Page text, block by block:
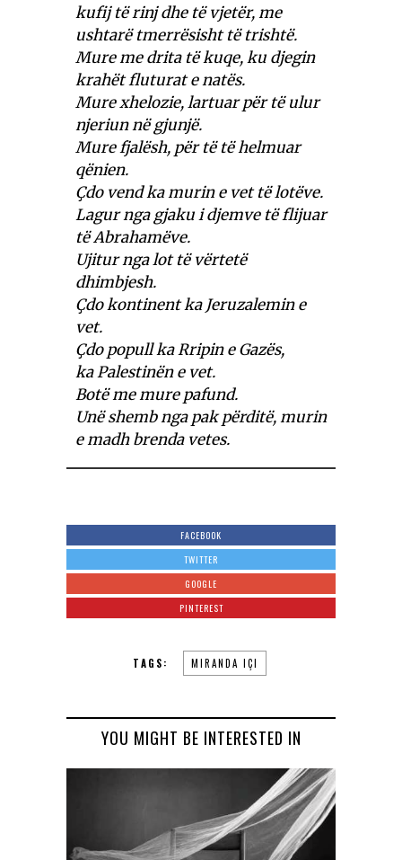
kufij të rinj dhe të vjetër, me
ushtarë tmerrësisht të trishtë.
Mure me drita të kuqe, ku djegin
krahët fluturat e natës.
Mure xhelozie, lartuar për të ulur
njeriun në gjunjë.
Mure fjalësh, për të të helmuar
qënien.
Çdo vend ka murin e vet të lotëve.
Lagur nga gjaku i djemve të flijuar
të Abrahamëve.
Ujitur nga lot të vërtetë
dhimbjesh.
Çdo kontinent ka Jeruzalemin e
vet.
Çdo popull ka Rripin e Gazës,
ka Palestinën e vet.
Botë me mure pafund.
Unë shemb nga pak përditë, murin
e madh brenda vetes.
FACEBOOK
TWITTER
GOOGLE
PINTEREST
TAGS: MIRANDA IÇI
YOU MIGHT BE INTERESTED IN